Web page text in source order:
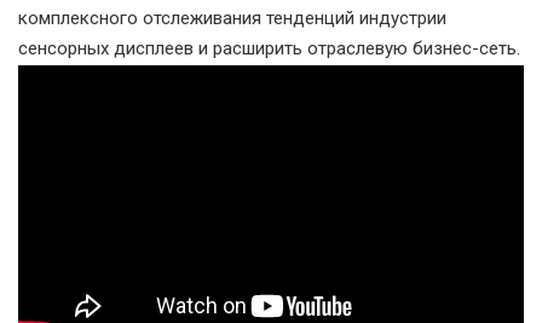
комплексного отслеживания тенденций индустрии
сенсорных дисплеев и расширить отраслевую бизнес-сеть.